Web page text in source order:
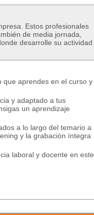
Estos profesionales
de media jornada,
desarrolle su actividad
que aprendes en el curso y
y adaptado a tus
un aprendizaje
a lo largo del temario a
y la grabación íntegra
laboral y docente en este